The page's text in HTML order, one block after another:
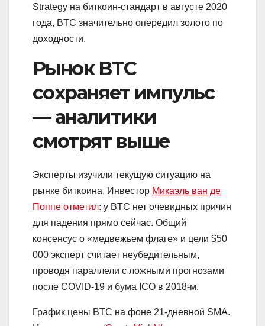
Strategy на биткоин-стандарт в августе 2020
года, BTC значительно опередил золото по
доходности.
Рынок BTC
сохраняет импульс
— аналитики
смотрят выше
Эксперты изучили текущую ситуацию на
рынке биткоина. Инвестор Микаэль ван де
Поппе отметил: у BTC нет очевидных причин
для падения прямо сейчас. Общий
консенсус о «медвежьем флаге» и цели $50
000 эксперт считает неубедительным,
проводя параллели с ложными прогнозами
после COVID-19 и бума ICO в 2018-м.
График цены BTC на фоне 21-дневной SMA.